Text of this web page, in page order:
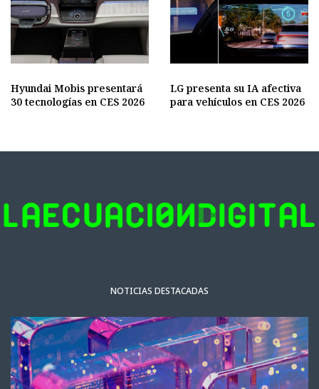
Hyundai Mobis presentará
30 tecnologías en CES 2026
LG presenta su IA afectiva
para vehículos en CES 2026
NOTICIAS DESTACADAS